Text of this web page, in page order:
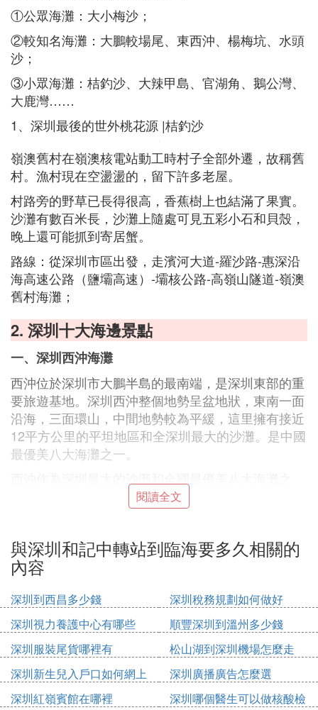
①公眾海灘：大小梅沙；
②較知名海灘：大鵬較場尾、東西沖、楊梅坑、水頭
沙；
③小眾海灘：桔釣沙、大辣甲島、官湖角、鵝公灣、
大鹿灣……
1、深圳最後的世外桃花源 |桔釣沙
嶺澳舊村在嶺澳核電站動工時村子全部外遷，故稱舊
村。漁村現在空盪盪的，留下許多老屋。
村路旁的野草已長得很高，香蕉樹上也結滿了果實。
沙灘有數百米長，沙灘上隨處可見五彩小石和貝殼，
晚上還可能抓到寄居蟹。
路線：從深圳市區出發，走濱河大道-羅沙路-惠深沿
海高速公路（鹽壩高速）-壩核公路-高嶺山隧道-嶺澳
舊村海灘；
2. 深圳十大海邊景點
一、深圳西沖海灘
西沖位於深圳市大鵬半島的最南端，是深圳東部的重
要旅遊基地。深圳西沖整個地勢呈盆地狀，東南一面
沿海，三面環山，中間地勢較為平緩，這里擁有接近
12平方公里的平坦地區和全深圳最大的沙灘。是中國
最優美八大海灘之一。
一，因此這里是很多徒步愛好者的最愛，西沖擁有深
圳市最綿長的高水準沙灘、最潔凈的海域。沙灘就像
景台，日出、日落將盡收眼底。
3. 開車去海邊旅遊要帶東西開車去海邊旅
遊需要帶東西嗎
1.海邊自駕旅遊要帶東西去嗎
閱讀全文
與深圳和記中轉站到臨海要多久相關的
內容
深圳到西昌多少錢
深圳稅務規劃如何做好
深圳視力養護中心有哪些
順豐深圳到溫州多少錢
深圳服裝尾貨哪裡有
松山湖到深圳機場怎麼走
深圳新生兒入戶口如何網上
申請
深圳廣播廣告怎麼選
深圳紅嶺賓館在哪裡
深圳哪個醫生可以做核酸檢